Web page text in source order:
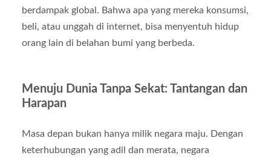
berdampak global. Bahwa apa yang mereka konsumsi,
beli, atau unggah di internet, bisa menyentuh hidup
orang lain di belahan bumi yang berbeda.
Menuju Dunia Tanpa Sekat: Tantangan dan
Harapan
Masa depan bukan hanya milik negara maju. Dengan
keterhubungan yang adil dan merata, negara